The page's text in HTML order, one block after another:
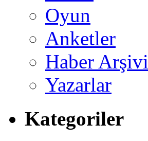
Oyun
Anketler
Haber Arşivi
Yazarlar
Kategoriler